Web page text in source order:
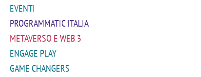
EVENTI
PROGRAMMATIC ITALIA
METAVERSO E WEB 3
ENGAGE PLAY
GAME CHANGERS